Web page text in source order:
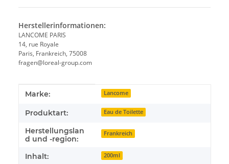
Herstellerinformationen:
LANCOME PARIS
14, rue Royale
Paris, Frankreich, 75008
fragen@loreal-group.com
Produkteigenschaft
Wert
Marke: Lancome
Produktart: Eau de Toilette
Herstellungslan
d und -region:
Frankreich
Inhalt: 200ml